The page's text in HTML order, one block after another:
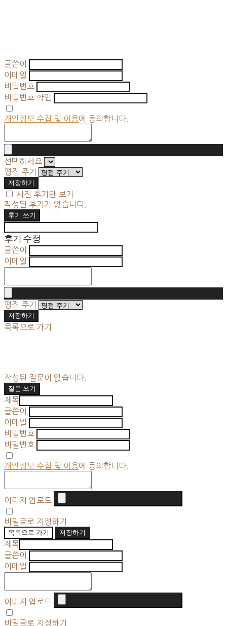
글쓴이
이메일
비밀번호
비밀번호 확인
개인정보 수집 및 이용에 동의합니다.
선택하세요
평점 주기
저장하기
사진 후기만 보기
작성된 후기가 없습니다.
후기 쓰기
후기 수정
글쓴이
이메일
평점 주기
저장하기
목록으로 가기
작성된 질문이 없습니다.
질문 쓰기
제목
글쓴이
이메일
비밀번호
비밀번호
개인정보 수집 및 이용에 동의합니다.
이미지 업로드
비밀글로 지정하기
목록으로 가기
저장하기
제목
글쓴이
이메일
이미지 업로드
비밀글로 지정하기